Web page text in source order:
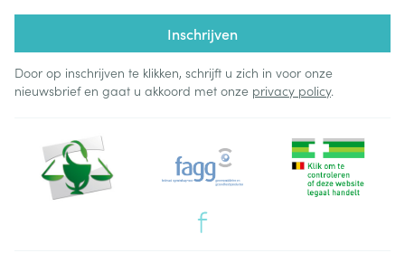
Inschrijven
Door op inschrijven te klikken, schrijft u zich in voor onze
nieuwsbrief en gaat u akkoord met onze privacy policy.